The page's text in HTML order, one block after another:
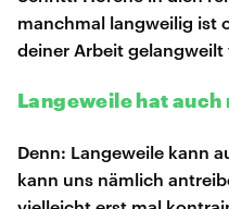
manchmal langweilig ist
deiner Arbeit gelangweilt
Langeweile hat
Denn: Langeweile kann
kann uns nämlich